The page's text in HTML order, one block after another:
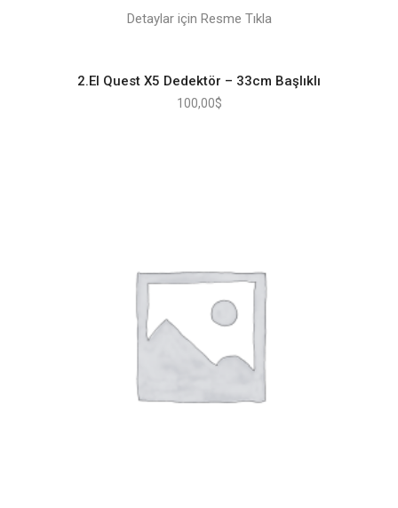
Detaylar için Resme Tıkla
2.El Quest X5 Dedektör – 33cm Başlıklı
100,00$